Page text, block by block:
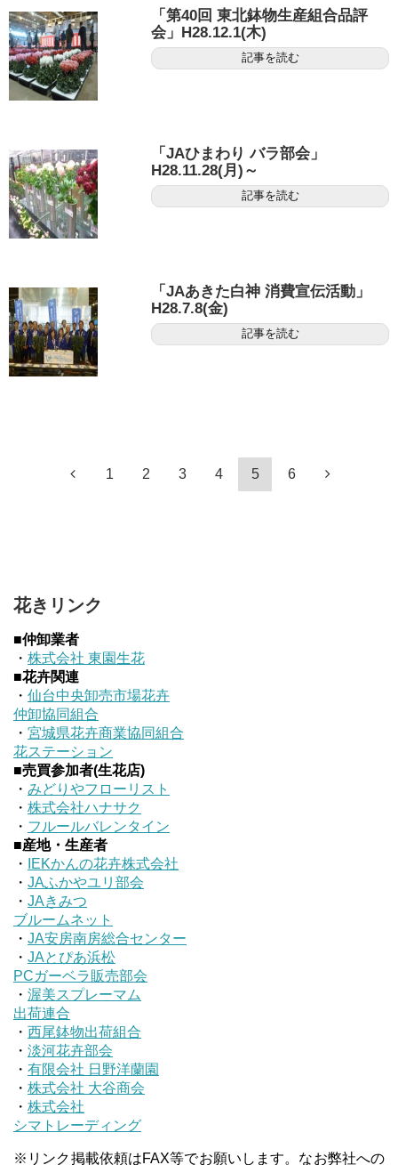
「第40回 東北鉢物生産組合品評
会」H28.12.1(木)
記事を読む
「JAひまわり バラ部会」
H28.11.28(月)～
記事を読む
「JAあきた白神 消費宣伝活動」
H28.7.8(金)
記事を読む
1 2 3 4 5 6
花きリンク
■仲卸業者
・ 株式会社 東園生花
■花卉関連
・ 仙台中央卸売市場花卉
仲卸協同組合
・ 宮城県花卉商業協同組合
花ステーション
■売買参加者(生花店)
・ みどりやフローリスト
・ 株式会社ハナサク
・ フルールバレンタイン
■産地・生産者
・
IEKかんの花卉株式会社
・ JAふかやユリ部会
・ JAきみつ
ブルームネット
・ JA安房南房総合センター
・ JAとぴあ浜松
PCガーベラ販売部会
・ 渥美スプレーマム
出荷連合
・ 西尾鉢物出荷組合
・ 淡河花卉部会
・ 有限会社 日野洋蘭園
・ 株式会社 大谷商会
・ 株式会社
シマトレーディング
※リンク掲載依頼はFAX等でお願いします。なお弊社への